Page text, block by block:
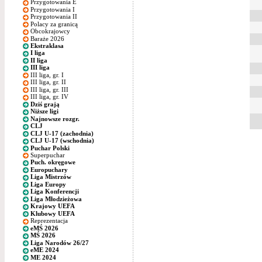
Przygotowania E
Przygotowania I
Przygotowania II
Polacy za granicą
Obcokrajowcy
Baraże 2026
Ekstraklasa
I liga
II liga
III liga
III liga, gr. I
III liga, gr. II
III liga, gr. III
III liga, gr. IV
Dziś grają
Niższe ligi
Najnowsze rozgr.
CLJ
CLJ U-17 (zachodnia)
CLJ U-17 (wschodnia)
Puchar Polski
Superpuchar
Puch. okręgowe
Europuchary
Liga Mistrzów
Liga Europy
Liga Konferencji
Liga Młodzieżowa
Krajowy UEFA
Klubowy UEFA
Reprezentacja
eMŚ 2026
MŚ 2026
Liga Narodów 26/27
eME 2024
ME 2024